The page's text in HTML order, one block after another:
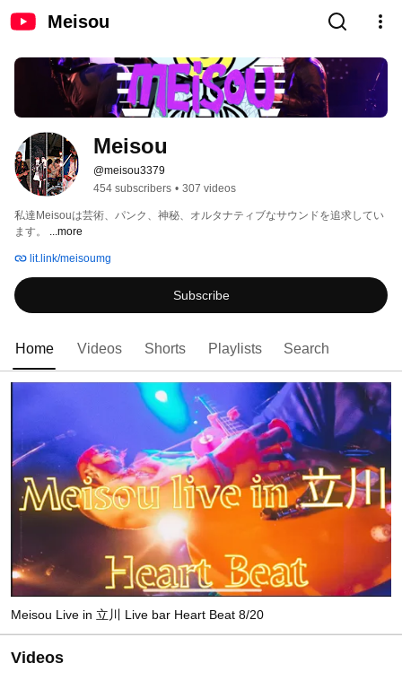
Meisou
Meisou
@meisou3379
454 subscribers • 307 videos
私達Meisouは芸術、パンク、神秘、オルタナティブなサウンドを追求してい
ます。 ...more
lit.link/meisoumg
Subscribe
Home Videos Shorts Playlists Search
Meisou Live in 立川 Live bar Heart Beat 8/20
Videos